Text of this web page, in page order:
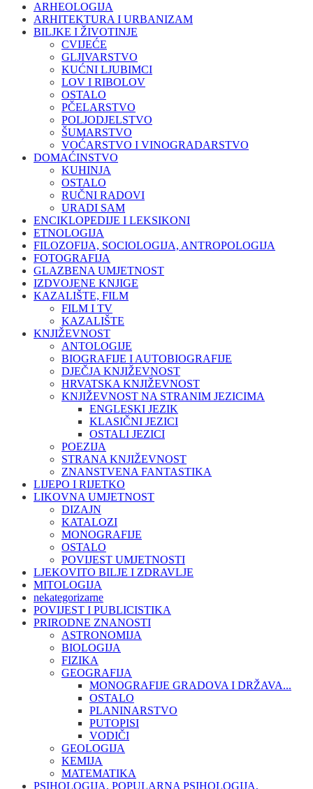
ARHEOLOGIJA
ARHITEKTURA I URBANIZAM
BILJKE I ŽIVOTINJE
CVIJEĆE
GLJIVARSTVO
KUĆNI LJUBIMCI
LOV I RIBOLOV
OSTALO
PČELARSTVO
POLJODJELSTVO
ŠUMARSTVO
VOĆARSTVO I VINOGRADARSTVO
DOMAĆINSTVO
KUHINJA
OSTALO
RUČNI RADOVI
URADI SAM
ENCIKLOPEDIJE I LEKSIKONI
ETNOLOGIJA
FILOZOFIJA, SOCIOLOGIJA, ANTROPOLOGIJA
FOTOGRAFIJA
GLAZBENA UMJETNOST
IZDVOJENE KNJIGE
KAZALIŠTE, FILM
FILM I TV
KAZALIŠTE
KNJIŽEVNOST
ANTOLOGIJE
BIOGRAFIJE I AUTOBIOGRAFIJE
DJEČJA KNJIŽEVNOST
HRVATSKA KNJIŽEVNOST
KNJIŽEVNOST NA STRANIM JEZICIMA
ENGLESKI JEZIK
KLASIČNI JEZICI
OSTALI JEZICI
POEZIJA
STRANA KNJIŽEVNOST
ZNANSTVENA FANTASTIKA
LIJEPO I RIJETKO
LIKOVNA UMJETNOST
DIZAJN
KATALOZI
MONOGRAFIJE
OSTALO
POVIJEST UMJETNOSTI
LJEKOVITO BILJE I ZDRAVLJE
MITOLOGIJA
nekategorizarne
POVIJEST I PUBLICISTIKA
PRIRODNE ZNANOSTI
ASTRONOMIJA
BIOLOGIJA
FIZIKA
GEOGRAFIJA
MONOGRAFIJE GRADOVA I DRŽAVA...
OSTALO
PLANINARSTVO
PUTOPISI
VODIČI
GEOLOGIJA
KEMIJA
MATEMATIKA
PSIHOLOGIJA, POPULARNA PSIHOLOGIJA,